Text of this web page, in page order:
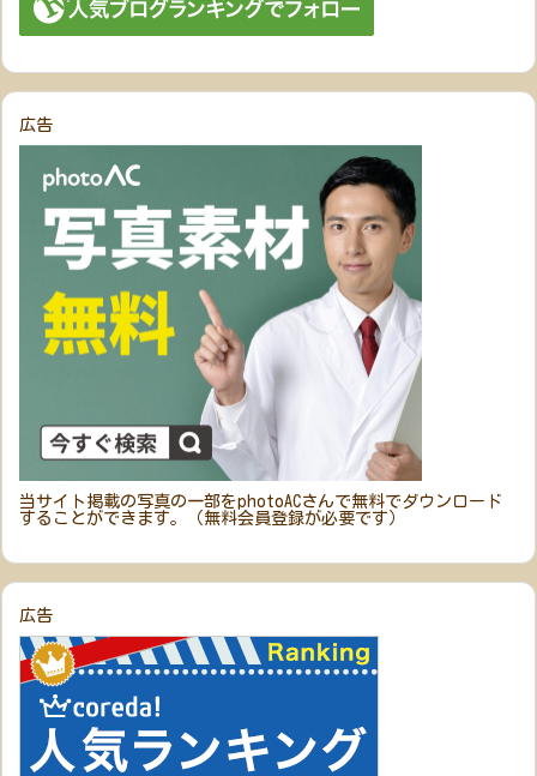
広告
当サイト掲載の写真の一部をphotoACさんで無料でダウンロード
することができます。（無料会員登録が必要です）
広告